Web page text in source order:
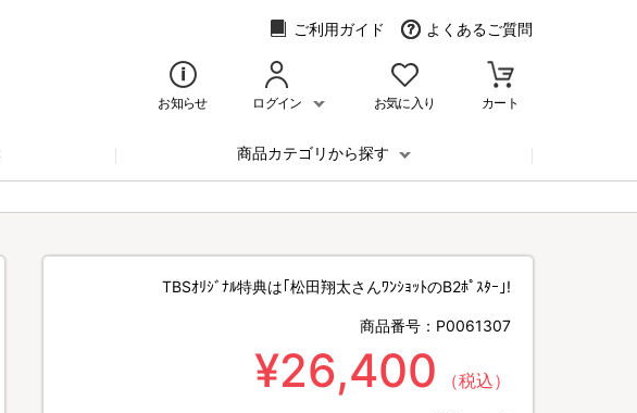
ご利用ガイド よくあるご質問
お知らせ ログイン お気に入り カート
商品カテゴリから探す
TBSｵﾘｼﾞﾅﾙ特典は｢松田翔太さんﾜﾝｼｮｯﾄのB2ﾎﾟｽﾀｰ｣!
商品番号： P0061307
¥26,400 （税込）